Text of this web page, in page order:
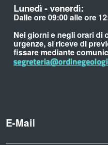
Lunedì - venerdì:
Dalle ore 09:00 alle ore
Nei giorni e negli orari di
urgenze, si riceve di
fissare mediante
E-Mail